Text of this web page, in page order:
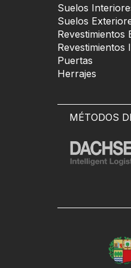
Suelos
Suelos
Revestimientos
Revestimientos
Puertas
Herrajes
MÉTODOS